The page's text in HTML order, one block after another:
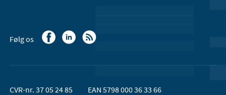
Følg os
CVR-nr. 37 05 24 85 EAN 5798 000 36 33 66